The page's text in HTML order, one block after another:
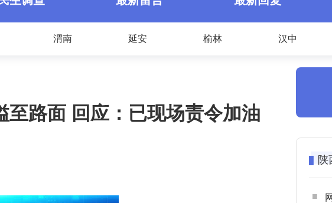
渭南 延安 榆林 汉中
路面 回应：已现场责令加油
陕